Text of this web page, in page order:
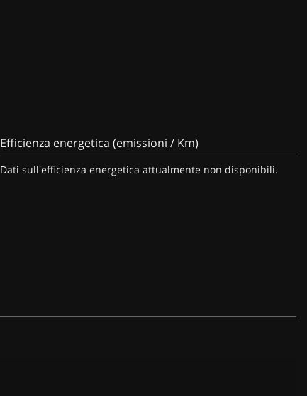
Efficienza energetica (emissioni / Km)
Dati sull'efficienza energetica attualmente non disponibili.